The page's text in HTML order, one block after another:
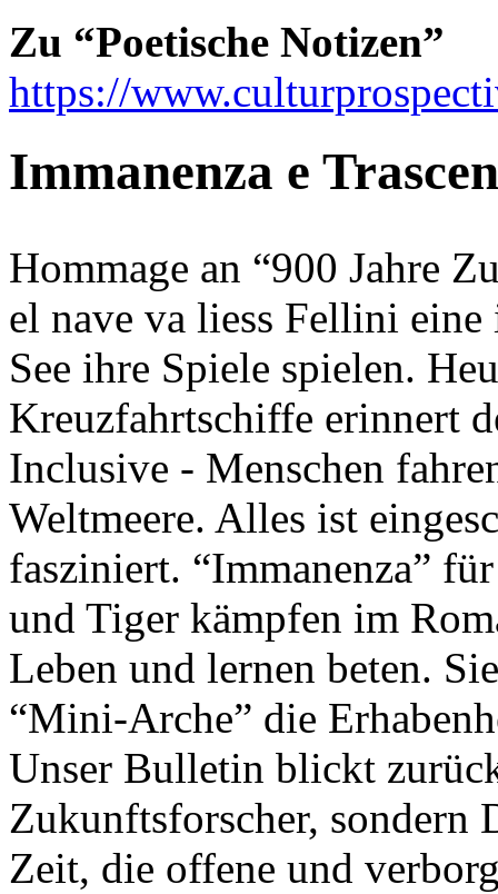
Zu “Poetische Notizen”
https://
Immanenza e
Hommage an “900 Jahre
el nave va liess Fellini
See ihre Spiele spielen.
Kreuzfahrtschiffe erinnert
Inclusive - Menschen
Weltmeere. Alles ist
fasziniert. “Immanenza”
und Tiger kämpfen im
Leben und lernen beten.
“Mini-Arche” die
Unser Bulletin blickt
Zukunftsforscher, sondern
Zeit, die offene und